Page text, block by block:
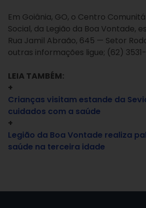
Em Goiânia, GO, o Centro
Social, da Legião da Boa Vontade,
Rua Jamil Abraão, 645 — Setor
outras informações ligue; (62)
LEIA TAMBÉM:
+
Crianças visitam estande da
cuidados com a saúde
+
Legião da Boa Vontade realiza
saúde na terceira idade